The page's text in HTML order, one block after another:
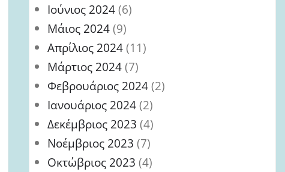
Ιούνιος 2024(6)
Μάιος 2024(9)
Απρίλιος 2024(11)
Μάρτιος 2024(7)
Φεβρουάριος 2024(2)
Ιανουάριος 2024(2)
Δεκέμβριος 2023 (4)
Νοέμβριος 2023 (7)
Οκτώβριος 2023 (4)